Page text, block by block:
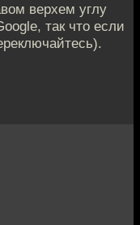
верхем углу
так что если